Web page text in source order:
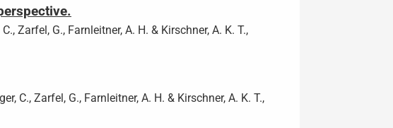
Zarfel, G., Farnleitner, A. H. & Kirschner, A. K. T.,
C., Zarfel, G., Farnleitner, A. H. & Kirschner, A. K. T.,